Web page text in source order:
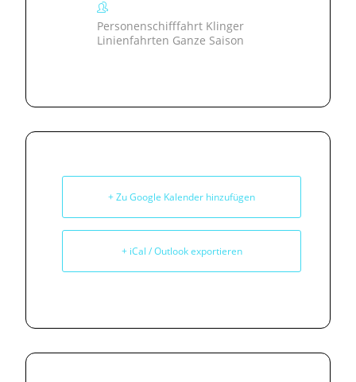
Personenschifffahrt Klinger
Linienfahrten Ganze Saison
+ Zu Google Kalender hinzufügen
+ iCal / Outlook exportieren